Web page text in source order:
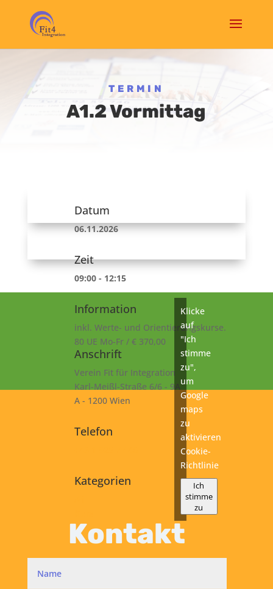
TERMIN
A1.2 Vormittag
Datum
06.11.2026
Zeit
09:00 - 12:15
Information
inkl. Werte- und Orientierungskurse.
80 UE Mo-Fr / € 370,00
Anschrift
Verein Fit für Integration
Karl-Meißl-Straße 6/6 - 9A
A - 1200 Wien
Telefon
Kategorien
Klicke
auf
"Ich
stimme
zu",
um
Google
maps
zu
aktivieren
Cookie-
Richtlinie
Ich
stimme
zu
Kontakt